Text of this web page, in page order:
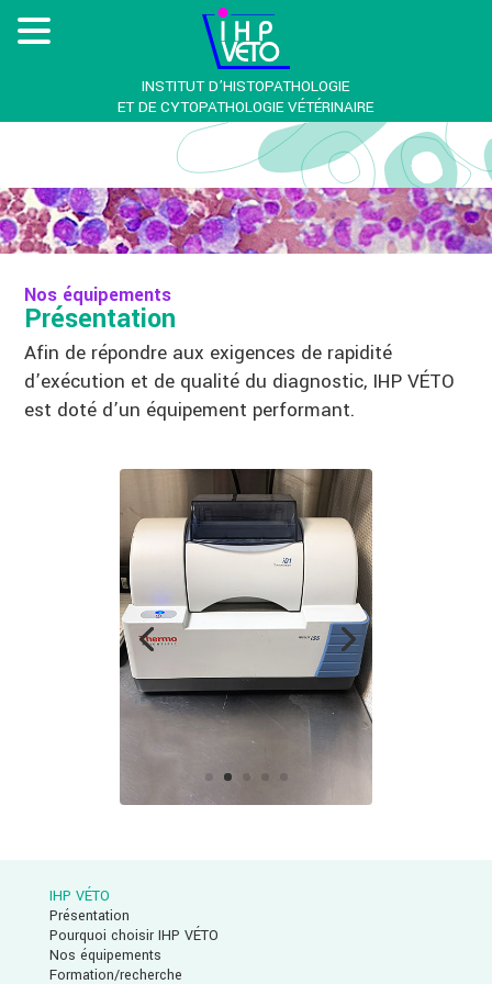
INSTITUT D’HISTOPATHOLOGIE
ET DE CYTOPATHOLOGIE VÉTÉRINAIRE
Nos équipements
Présentation
Afin de répondre aux exigences de rapidité
d’exécution et de qualité du diagnostic, IHP VÉTO
est doté d’un équipement performant.
IHP VÉTO
Présentation
Pourquoi choisir IHP VÉTO
Nos équipements
Formation/recherche